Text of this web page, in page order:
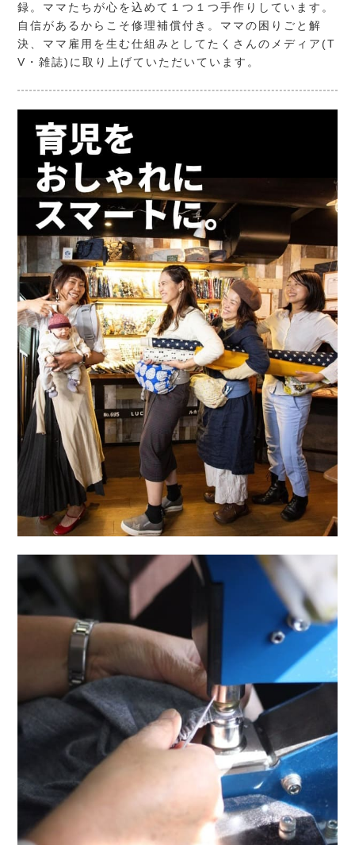
録。ママたちが心を込めて１つ１つ手作りしています。
自信があるからこそ修理補償付き。ママの困りごと解
決、ママ雇用を生む仕組みとしてたくさんのメディア(T
V・雑誌)に取り上げていただいています。